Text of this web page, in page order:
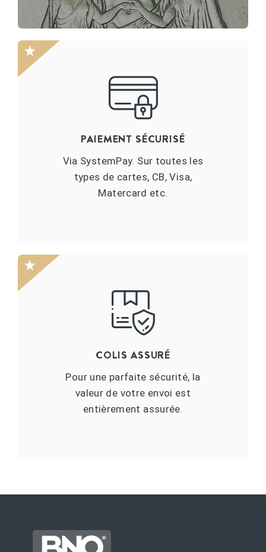
PAIEMENT SÉCURISÉ
Via SystemPay. Sur toutes les
types de cartes, CB, Visa,
Matercard etc.
COLIS ASSURÉ
Pour une parfaite sécurité, la
valeur de votre envoi est
entièrement assurée.